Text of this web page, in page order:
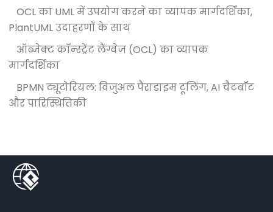
OCL का UML में उपयोग करने का व्यापक मार्गदर्शिका,
PlantUML उदाहरणों के साथ
ऑब्जेक्ट कॉन्स्ट्रेंट लैंग्वेज (OCL) का व्यापक
मार्गदर्शिका
BPMN ट्यूटोरियल: विजुअल पैराडाइम टूलिंग, AI चैटबॉट
और पारिस्थितिकी